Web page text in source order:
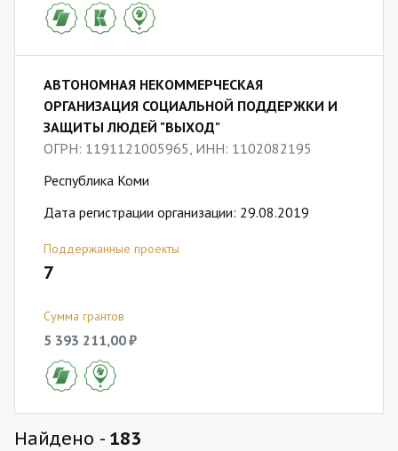
АВТОНОМНАЯ НЕКОММЕРЧЕСКАЯ
ОРГАНИЗАЦИЯ СОЦИАЛЬНОЙ ПОДДЕРЖКИ И
ЗАЩИТЫ ЛЮДЕЙ "ВЫХОД"
ОГРН: 1191121005965, ИНН: 1102082195
Республика Коми
Дата регистрации организации: 29.08.2019
Поддержанные проекты
7
Сумма грантов
5 393 211,00 ₽
Найдено - 183